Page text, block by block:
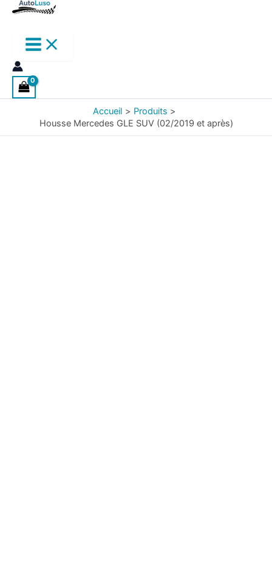
Accueil
Produits
Housse Mercedes GLE SUV (02/2019 et après)